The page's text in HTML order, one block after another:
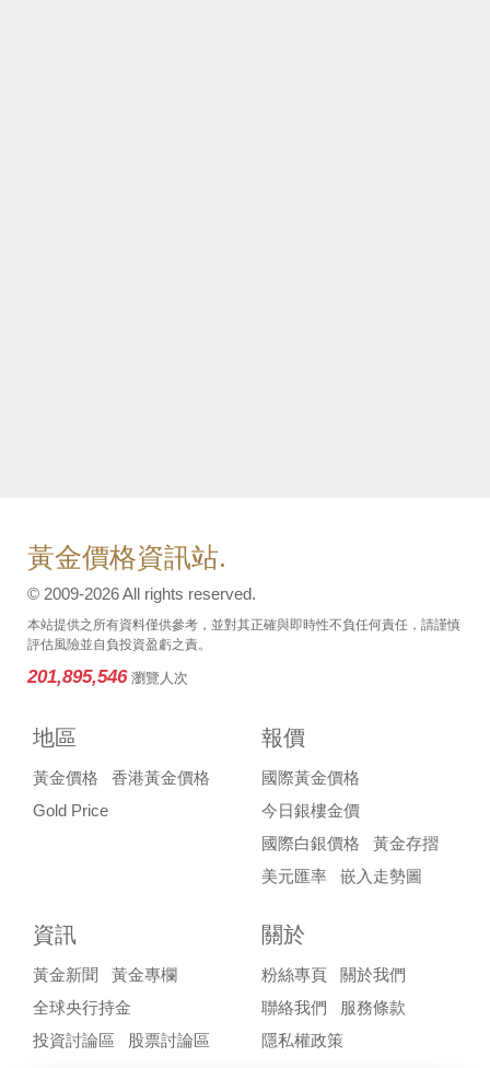
黃金價格資訊站.
© 2009-2026 All rights reserved.
本站提供之所有資料僅供參考，並對其正確與即時性不負任何責任，請謹慎
評估風險並自負投資盈虧之責。
201,895,546 瀏覽人次
地區
黃金價格
香港黃金價格
Gold Price
報價
國際黃金價格
今日銀樓金價
國際白銀價格
黃金存摺
美元匯率
嵌入走勢圖
資訊
黃金新聞
黃金專欄
全球央行持金
投資討論區
股票討論區
關於
粉絲專頁
關於我們
聯絡我們
服務條款
隱私權政策